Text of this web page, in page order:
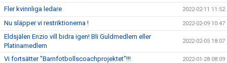
Fler kvinnliga ledare 2022-02-11 11:52
Nu släpper vi restriktionerna ! 2022-02-09 10:47
Eldsjälen Enzio vill bidra igen! Bli Guldmedlem eller
Platinamedlem
2022-02-05 18:07
Vi fortsätter "Barnfotbollscoachprojektet"!!! 2022-01-28 08:09